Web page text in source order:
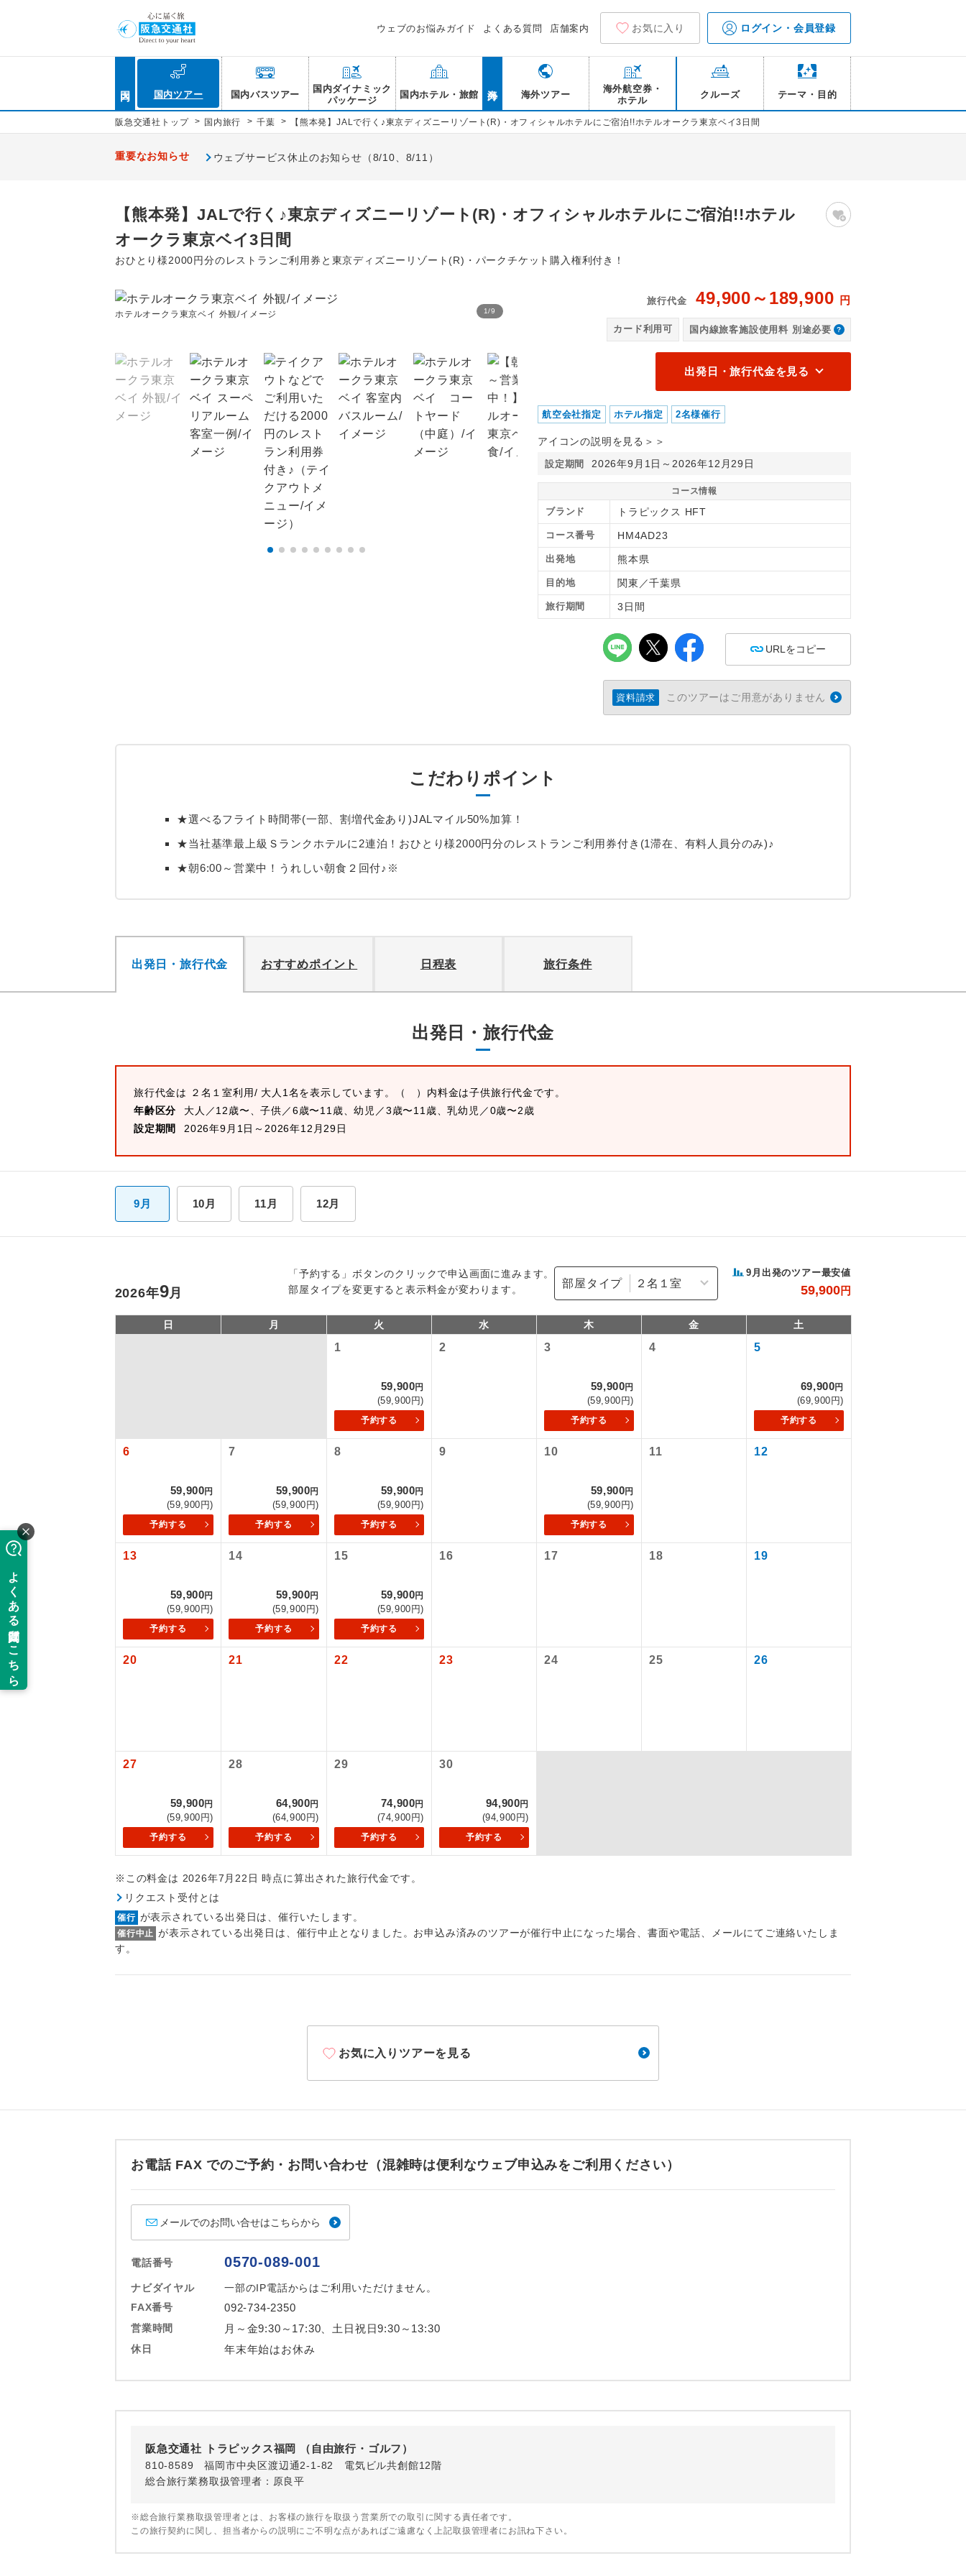
ウェブのお悩みガイド よくある質問 店舗案内 お気に入り ログイン・会員登録
国内ツアー 国内バスツアー
国内ダイナミック
パッケージ
国内ホテル・旅館 海外ツアー
海外航空券・
ホテル
クルーズ テーマ・目的
阪急交通社トップ > 国内旅行 > 千葉 > 【熊本発】JALで行く♪東京ディズニーリゾート(R)・オフィシャルホテルにご宿泊!!ホテルオークラ東京ベイ3日間
重要なお知らせ ウェブサービス休止のお知らせ（8/10、8/11）
【熊本発】JALで行く♪東京ディズニーリゾート(R)・オフィシャルホテルにご宿泊!!ホテル
オークラ東京ベイ3日間
おひとり様2000円分のレストランご利用券と東京ディズニーリゾート(R)・パークチケット購入権利付き！
1/9
ホテルオークラ東京ベイ 外観/イメージ
旅行代金 49,900～189,900 円
カード利用可 国内線旅客施設使用料 別途必要
出発日・旅行代金を見る
航空会社指定 ホテル指定 2名様催行
アイコンの説明を見る＞＞
設定期間 2026年9月1日～2026年12月29日
コース情報
ブランド トラピックス HFT
コース番号 HM4AD23
出発地 熊本県
目的地 関東／千葉県
旅行期間 3日間
URLをコピー
資料請求 このツアーはご用意がありません
こだわりポイント
★選べるフライト時間帯(一部、割増代金あり)JALマイル50%加算！
★当社基準最上級Ｓランクホテルに2連泊！おひとり様2000円分のレストランご利用券付き(1滞在、有料人員分のみ)♪
★朝6:00～営業中！うれしい朝食２回付♪※
出発日・旅行代金 おすすめポイント 日程表 旅行条件
出発日・旅行代金
旅行代金は ２名１室利用/ 大人1名を表示しています。
（ ）内料金は子供旅行代金です。
年齢区分
大人／12歳〜、子供／6歳〜11歳、幼児／3歳〜11歳、乳幼児／0歳〜2歳
設定期間
2026年9月1日～2026年12月29日
9月 10月 11月 12月
「予約する」ボタンのクリックで申込画面に進みます。
部屋タイプを変更すると表示料金が変わります。
部屋タイプ
9 月出発のツアー最安値
59,900円
2026年9月
日 月 火 水 木 金 土
1
59,900円
(59,900円)
予約する
2 3
59,900円
(59,900円)
予約する
4 5
69,900円
(69,900円)
予約する
6
59,900円
(59,900円)
予約する
7
59,900円
(59,900円)
予約する
8
59,900円
(59,900円)
予約する
9 10
59,900円
(59,900円)
予約する
11 12
13
59,900円
(59,900円)
予約する
14
59,900円
(59,900円)
予約する
15
59,900円
(59,900円)
予約する
16 17 18 19
20 21 22 23 24 25 26
27
59,900円
(59,900円)
予約する
28
64,900円
(64,900円)
予約する
29
74,900円
(74,900円)
予約する
30
94,900円
(94,900円)
予約する
※この料金は 2026年7月22日 時点に算出された旅行代金です。
リクエスト受付とは
催行 が表示されている出発日は、催行いたします。
催行中止 が表示されている出発日は、催行中止となりました。お申込み済みのツアーが催行中止になった場合、書面や電話、メールにてご連絡いたしま
す。
お気に入りツアーを見る
お電話 FAX でのご予約・お問い合わせ（混雑時は便利なウェブ申込みをご利用ください）
メールでのお問い合せはこちらから
電話番号 0570-089-001
ナビダイヤル
一部のIP電話からはご利用いただけません。
FAX番号
092-734-2350
営業時間 月～金9:30～17:30、土日祝日9:30～13:30
休日 年末年始はお休み
阪急交通社 トラピックス福岡 （自由旅行・ゴルフ）
810-8589 福岡市中央区渡辺通2-1-82 電気ビル共創館12階
総合旅行業務取扱管理者：原良平
※総合旅行業務取扱管理者とは、お客様の旅行を取扱う営業所での取引に関する責任者です。
この旅行契約に関し、担当者からの説明にご不明な点があればご遠慮なく上記取扱管理者にお訊ね下さい。
旅行代金に国内旅客施設使用料は含まれておりません。別途お支払いが必要となります。
羽田往復：大人900円、子供440円
阿蘇くまもと往復：大人640円、子供320円
添乗員同行
往路出発空港（駅）から復路到着空港（駅）まで同行しま
す。
現地添乗員同行
現地到着空港（駅）から最終日出発空港（駅）まで添乗員が
バスガイド乗務 バスガイドが乗務し、車内での観光案内があります。
新コース 初登場のコースです。
ユネスコに登録されている文化遺産や自然遺産を訪ねるコー
温泉 温泉地にも宿泊するコースです。
大浴場 ご宿泊ホテルに大浴場が付いています。
全食事付き
全てのお食事が付いていますので、お食事の心配はいりませ
トラベルイヤホン
周りの音を気にせず、ガイドさんの説明をじっくり聞くこと
おひとり様参加限定 おひとり様限定でご参加いただけるコースです。
1名様1室同代金 1名様1室利用でも追加料金がかからないコースです。
ご夫婦限定でご参加いただけるコースです。
航空会社指定
ホテル指定
おひとり様バス2席利用 おひとり様でバス席を2席利⽤できます。